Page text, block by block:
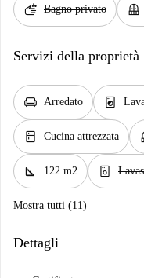
soap Bagno privato balcony
Servizi della proprietà
chair Arredato local_laundry_service
kitchen Cucina attrezzata
square_foot 122 m2 dishwasher_gen
Mostra tutti (11)
Dettagli